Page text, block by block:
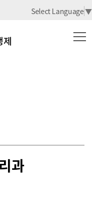
Select Language▼
제
과